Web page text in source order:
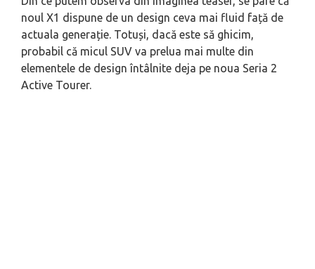
noul X1 dispune de un design ceva mai fluid față de
actuala generație. Totuși, dacă este să ghicim,
probabil că micul SUV va prelua mai multe din
elementele de design întâlnite deja pe noua Seria 2
Active Tourer.